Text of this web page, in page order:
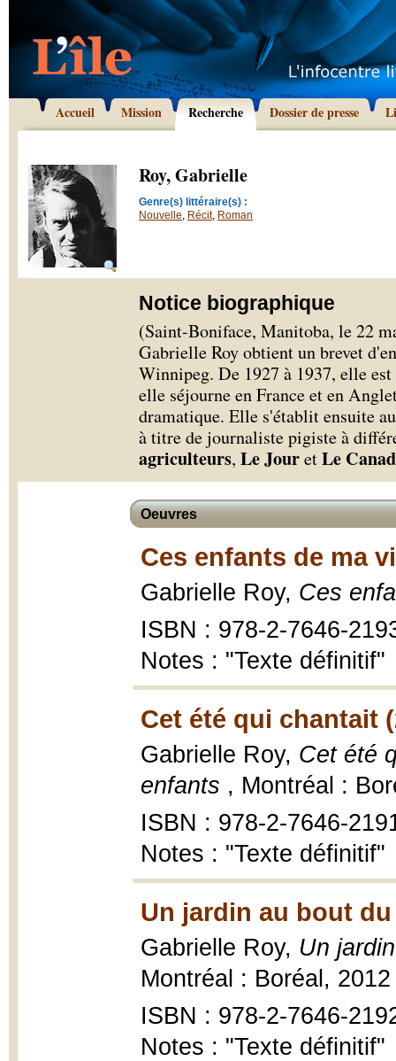
Accueil Mission Recherche Dossier de presse
Roy, Gabrielle
Genre(s) littéraire(s) :
Nouvelle, Récit, Roman
Notice biographique
(Saint-Boniface, Manitoba, le 22
Gabrielle Roy obtient un brevet
Winnipeg. De 1927 à 1937, elle
elle séjourne en France et en
dramatique. Elle s'établit ensuite
à titre de journaliste pigiste à
agriculteurs, Le JouretLe
Oeuvres
Ces enfants de ma
Gabrielle Roy, Ces
ISBN : 978-2-7646-
Notes : "Texte définitif"
Cet été qui chantait
Gabrielle Roy, Cet été
enfants , Montréal :
ISBN : 978-2-7646-
Notes : "Texte définitif"
Un jardin au bout
Gabrielle Roy, Un
Montréal : Boréal, 2012
ISBN : 978-2-7646-
Notes : "Texte définitif"